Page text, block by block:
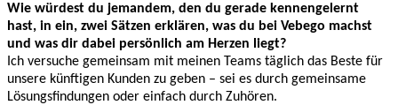
Wie würdest du jemandem, den du gerade kennengelernt
hast, in ein, zwei Sätzen erklären, was du bei Vebego machst
und was dir dabei persönlich am Herzen liegt?
Ich versuche gemeinsam mit meinen Teams täglich das Beste für
unsere künftigen Kunden zu geben – sei es durch gemeinsame
Lösungsfindungen oder einfach durch Zuhören.